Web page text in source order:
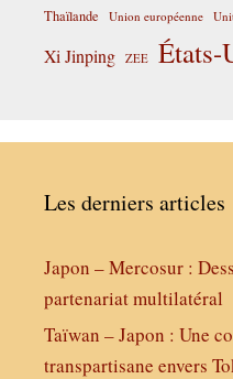
Thaïlande Union européenne
Xi Jinping ZEE États-
Les derniers articles
Japon – Mercosur :
partenariat multilatéral
Taïwan – Japon : Une
transpartisane envers